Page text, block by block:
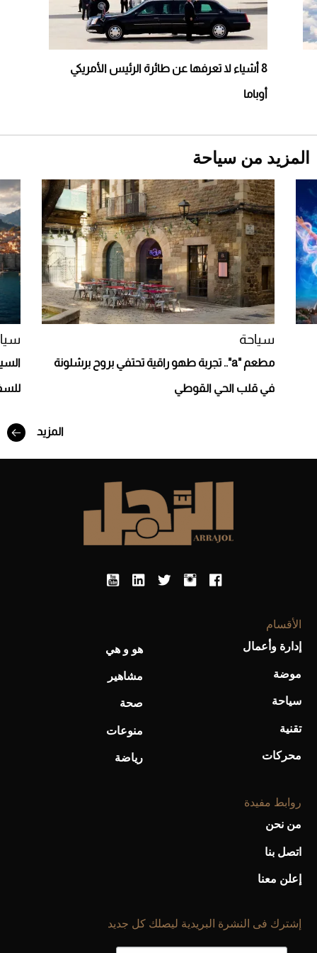
أغلى 10 عطور في العالم للرجال تمنحك فخامة
Aston Martin Valiant: على هوى الأبطال
أحذية Mary Jane: ترف وأناقة للرجال
2026-07-23
8 أشياء لا تعرفها عن طائرة الرئيس الأمريكي
أوباما
المزيد من سياحة
سياحة
مطعم "a".. تجربة طهو راقية تحتفي بروح برشلونة
في قلب الحي القوطي
المزيد
الأقسام
إدارة وأعمال
موضة
سياحة
تقنية
محركات
هو و هي
مشاهير
صحة
منوعات
رياضة
روابط مفيدة
من نحن
اتصل بنا
إعلن معنا
إشترك فى النشرة البريدية ليصلك كل جديد